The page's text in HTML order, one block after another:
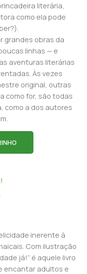
literária,
como ela pode
grandes obras da
linhas — e
aventuras literárias
Às vezes
original, outras
como for, são todas
como a dos autores
inerente à
Com ilustração
já!” é aquele livro
encantar adultos e